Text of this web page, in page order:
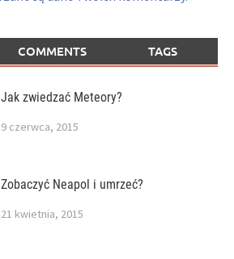
COMMENTS TAGS
Jak zwiedzać Meteory?
9 czerwca, 2015
Zobaczyć Neapol i umrzeć?
21 kwietnia, 2015